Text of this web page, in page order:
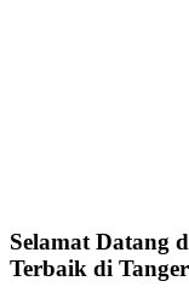
Selamat Datang
Terbaik di